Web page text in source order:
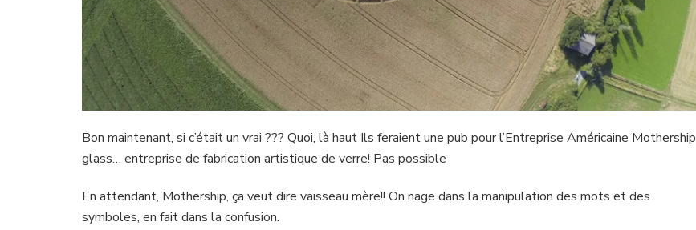
Bon maintenant, si c’était un vrai ??? Quoi, là haut Ils feraient une pub pour l’Entreprise Américaine Mothership
glass… entreprise de fabrication artistique de verre! Pas possible
En attendant, Mothership, ça veut dire vaisseau mère!! On nage dans la manipulation des mots et des
symboles, en fait dans la confusion.